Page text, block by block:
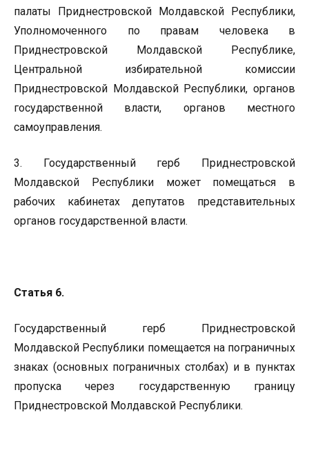
палаты Приднестровской Молдавской Республики,
Уполномоченного по правам человека в
Приднестровской Молдавской Республике,
Центральной избирательной комиссии
Приднестровской Молдавской Республики, органов
государственной власти, органов местного
самоуправления.
3. Государственный герб Приднестровской
Молдавской Республики может помещаться в
рабочих кабинетах депутатов представительных
органов государственной власти.
Статья 6.
Государственный герб Приднестровской
Молдавской Республики помещается на пограничных
знаках (основных пограничных столбах) и в пунктах
пропуска через государственную границу
Приднестровской Молдавской Республики.